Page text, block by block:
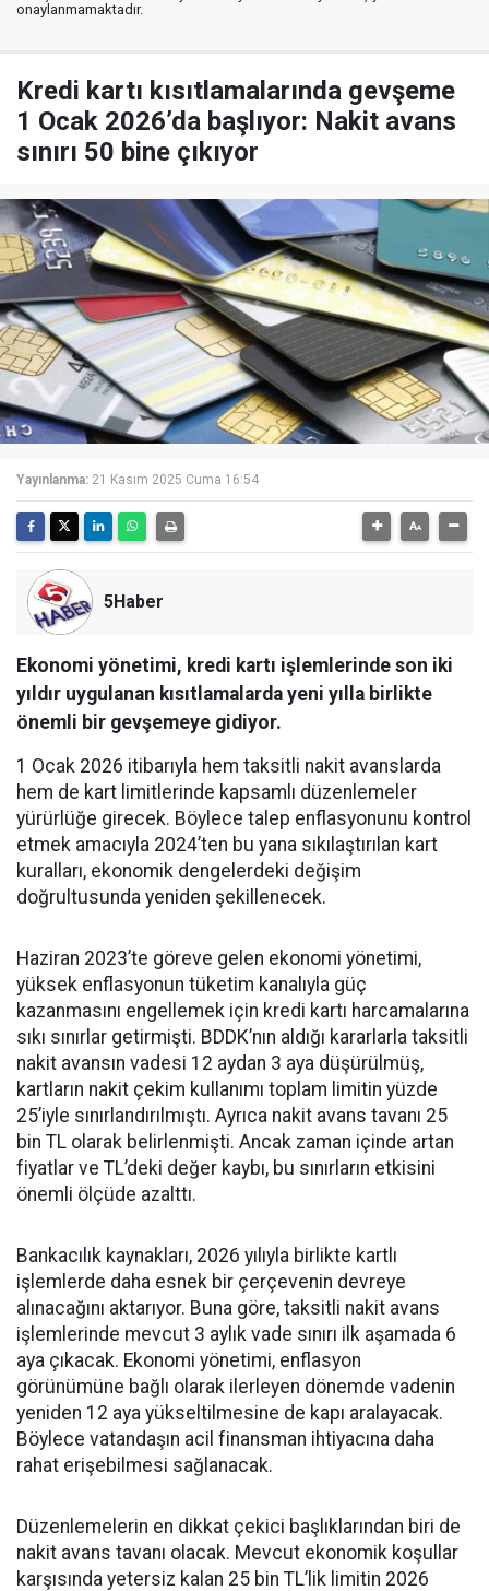
onaylanmamaktadır.
Kredi kartı kısıtlamalarında gevşeme
1 Ocak 2026’da başlıyor: Nakit avans
sınırı 50 bine çıkıyor
Yayınlanma: 21 Kasım 2025 Cuma 16:54
5Haber
Ekonomi yönetimi, kredi kartı işlemlerinde son iki
yıldır uygulanan kısıtlamalarda yeni yılla birlikte
önemli bir gevşemeye gidiyor.
1 Ocak 2026 itibarıyla hem taksitli nakit avanslarda
hem de kart limitlerinde kapsamlı düzenlemeler
yürürlüğe girecek. Böylece talep enflasyonunu kontrol
etmek amacıyla 2024’ten bu yana sıkılaştırılan kart
kuralları, ekonomik dengelerdeki değişim
doğrultusunda yeniden şekillenecek.
Haziran 2023’te göreve gelen ekonomi yönetimi,
yüksek enflasyonun tüketim kanalıyla güç
kazanmasını engellemek için kredi kartı harcamalarına
sıkı sınırlar getirmişti. BDDK’nın aldığı kararlarla taksitli
nakit avansın vadesi 12 aydan 3 aya düşürülmüş,
kartların nakit çekim kullanımı toplam limitin yüzde
25’iyle sınırlandırılmıştı. Ayrıca nakit avans tavanı 25
bin TL olarak belirlenmişti. Ancak zaman içinde artan
fiyatlar ve TL’deki değer kaybı, bu sınırların etkisini
önemli ölçüde azalttı.
Bankacılık kaynakları, 2026 yılıyla birlikte kartlı
işlemlerde daha esnek bir çerçevenin devreye
alınacağını aktarıyor. Buna göre, taksitli nakit avans
işlemlerinde mevcut 3 aylık vade sınırı ilk aşamada 6
aya çıkacak. Ekonomi yönetimi, enflasyon
görünümüne bağlı olarak ilerleyen dönemde vadenin
yeniden 12 aya yükseltilmesine de kapı aralayacak.
Böylece vatandaşın acil finansman ihtiyacına daha
rahat erişebilmesi sağlanacak.
Düzenlemelerin en dikkat çekici başlıklarından biri de
nakit avans tavanı olacak. Mevcut ekonomik koşullar
karşısında yetersiz kalan 25 bin TL’lik limitin 2026